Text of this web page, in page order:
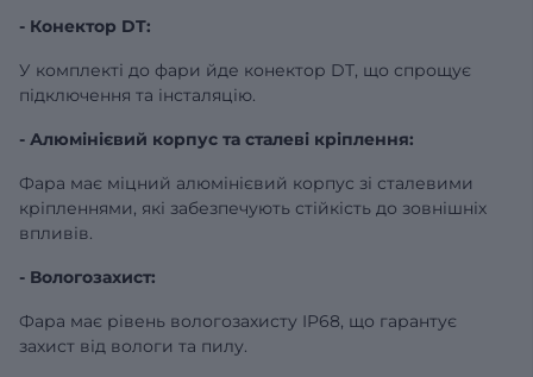
- Конектор DT:
У комплекті до фари йде конектор DT, що спрощує
підключення та інсталяцію.
- Алюмінієвий корпус та сталеві кріплення:
Фара має міцний алюмінієвий корпус зі сталевими
кріпленнями, які забезпечують стійкість до зовнішніх
впливів.
- Вологозахист:
Фара має рівень вологозахисту IP68, що гарантує
захист від вологи та пилу.